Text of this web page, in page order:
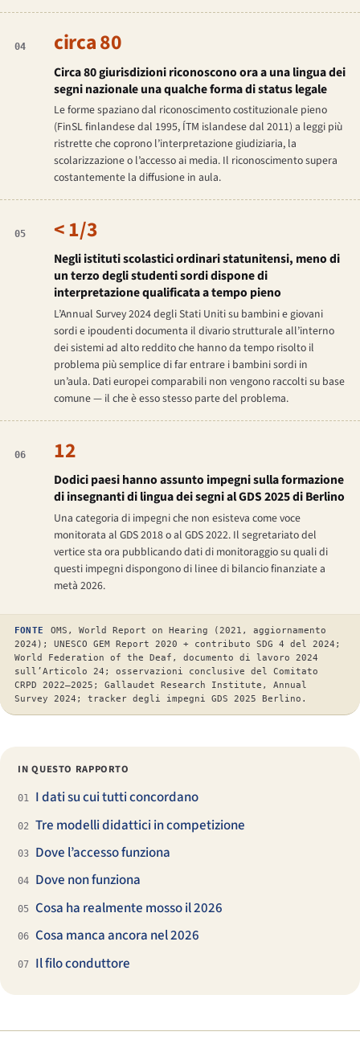
04 circa 80
Circa 80 giurisdizioni riconoscono ora a una lingua dei
segni nazionale una qualche forma di status legale
Le forme spaziano dal riconoscimento costituzionale pieno
(FinSL finlandese dal 1995, ÍTM islandese dal 2011) a leggi più
ristrette che coprono l’interpretazione giudiziaria, la
scolarizzazione o l’accesso ai media. Il riconoscimento supera
costantemente la diffusione in aula.
05 < 1/3
Negli istituti scolastici ordinari statunitensi, meno di
un terzo degli studenti sordi dispone di
interpretazione qualificata a tempo pieno
L’Annual Survey 2024 degli Stati Uniti su bambini e giovani
sordi e ipoudenti documenta il divario strutturale all’interno
dei sistemi ad alto reddito che hanno da tempo risolto il
problema più semplice di far entrare i bambini sordi in
un’aula. Dati europei comparabili non vengono raccolti su base
comune — il che è esso stesso parte del problema.
06 12
Dodici paesi hanno assunto impegni sulla formazione
di insegnanti di lingua dei segni al GDS 2025 di Berlino
Una categoria di impegni che non esisteva come voce
monitorata al GDS 2018 o al GDS 2022. Il segretariato del
vertice sta ora pubblicando dati di monitoraggio su quali di
questi impegni dispongono di linee di bilancio finanziate a
metà 2026.
FONTE
OMS, World Report on Hearing (2021, aggiornamento
2024); UNESCO GEM Report 2020 + contributo SDG 4 del 2024;
World Federation of the Deaf, documento di lavoro 2024
sull’Articolo 24; osservazioni conclusive del Comitato
CRPD 2022–2025; Gallaudet Research Institute, Annual
Survey 2024; tracker degli impegni GDS 2025 Berlino.
IN QUESTO RAPPORTO
01 I dati su cui tutti concordano
02 Tre modelli didattici in competizione
03 Dove l’accesso funziona
04 Dove non funziona
05 Cosa ha realmente mosso il 2026
06 Cosa manca ancora nel 2026
07 Il filo conduttore